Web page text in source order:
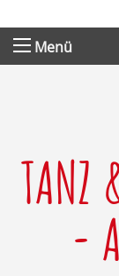
Menü
TANZ
-